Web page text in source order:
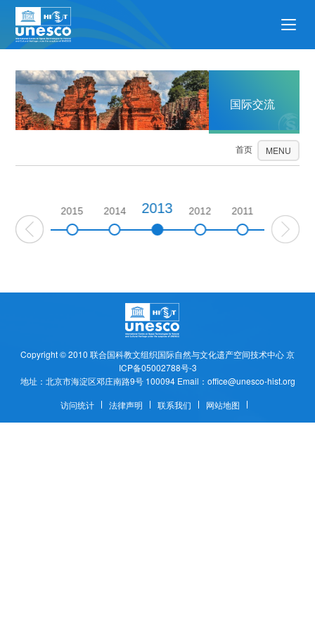
国际交流
首页 国际交流
MENU
2015 2014 2013 2012 2011
Copyright © 2010 联合国科教文组织国际自然与文化遗产空间技术中心京
ICP备05002788号-3
地址：北京市海淀区邓庄南路9号 100094 Email：office@unesco-hist.org
访问统计
法律声明 联系我们 网站地图